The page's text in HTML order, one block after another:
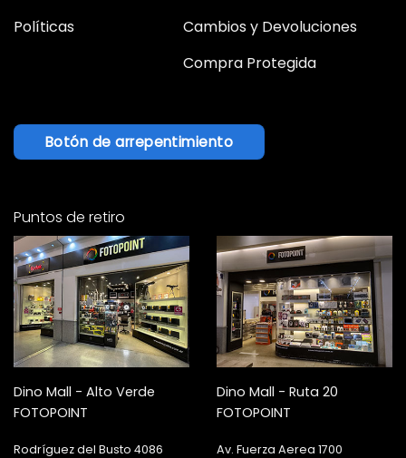
Políticas
Cambios y Devoluciones
Compra Protegida
Botón de arrepentimiento
Puntos de retiro
Dino Mall - Alto Verde
FOTOPOINT
Rodríguez del Busto 4086
Dino Mall - Ruta 20
FOTOPOINT
Av. Fuerza Aerea 1700